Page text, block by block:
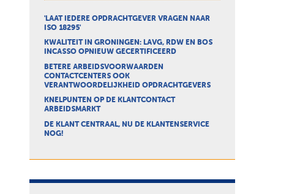
'LAAT IEDERE OPDRACHTGEVER VRAGEN NAAR
ISO 18295'
KWALITEIT IN GRONINGEN: LAVG, RDW EN BOS
INCASSO OPNIEUW GECERTIFICEERD
BETERE ARBEIDSVOORWAARDEN
CONTACTCENTERS OOK
VERANTWOORDELIJKHEID OPDRACHTGEVERS
KNELPUNTEN OP DE KLANTCONTACT
ARBEIDSMARKT
DE KLANT CENTRAAL, NU DE KLANTENSERVICE
NOG!